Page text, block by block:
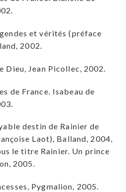
et vérités (préface
2002.
Jean Picollec, 2002.
France. Isabeau de
destin de Rainier de
Laot), Balland, 2004,
le titre Rainier. Un prince
2005.
Pygmalion, 2005.